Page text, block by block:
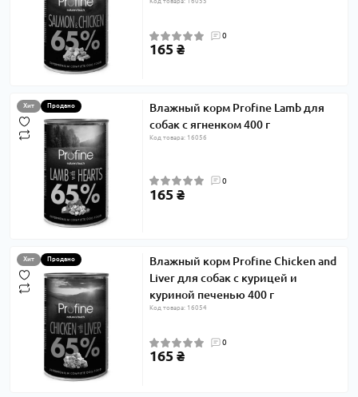
0
165 ₴
Хит Продано
Влажный корм Profine Lamb для
собак с ягненком 400 г
Код товара: 16056
0
165 ₴
Хит Продано
Влажный корм Profine Chicken and
Liver для собак с курицей и
куриной печенью 400 г
Код товара: 16054
0
165 ₴